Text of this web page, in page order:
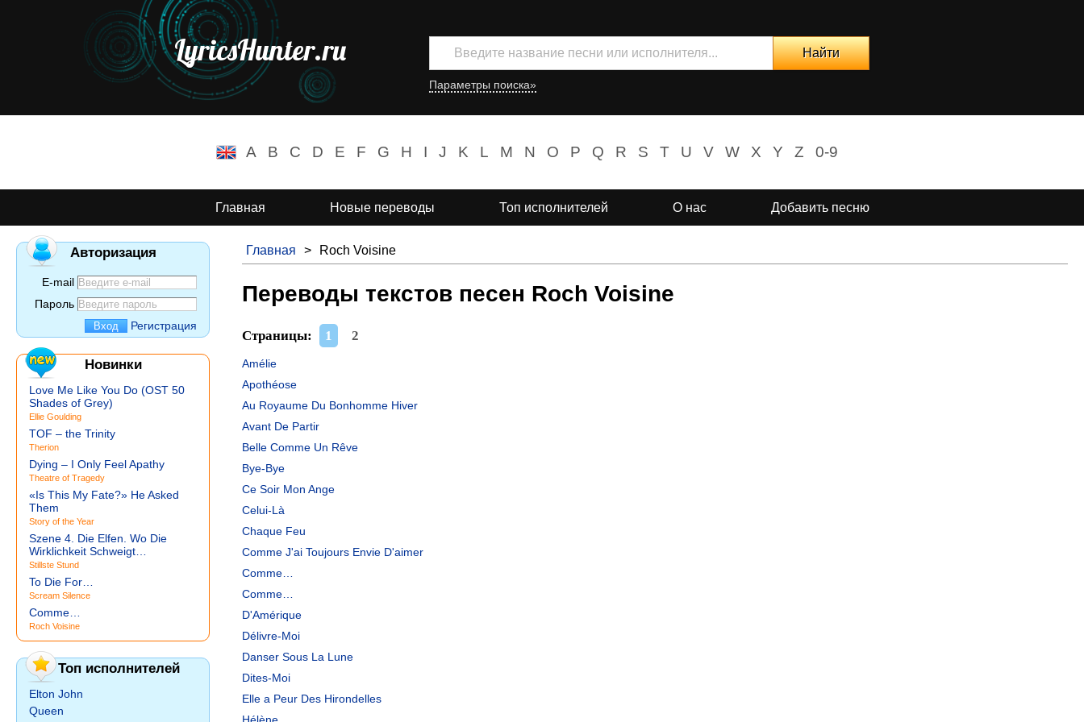
LyricsHunter.ru
Параметры поиска»
A B C D E F G H I J K L M N O P Q R S T U V W X Y Z 0-9
Главная Новые переводы Топ исполнителей О нас Добавить песню
Главная > Roch Voisine
Переводы текстов песен Roch Voisine
Страницы: 1 2
Amélie
Apothéose
Au Royaume Du Bonhomme Hiver
Avant De Partir
Belle Comme Un Rêve
Bye-Bye
Ce Soir Mon Ange
Celui-Là
Chaque Feu
Comme J'ai Toujours Envie D'aimer
Comme…
Comme…
D'Amérique
Délivre-Moi
Danser Sous La Lune
Dites-Moi
Elle a Peur Des Hirondelles
Авторизация
E-mail
Пароль
Регистрация
Новинки
Love Me Like You Do (OST 50
Shades of Grey)
Ellie Goulding
TOF – the Trinity
Therion
Dying – I Only Feel Apathy
Theatre of Tragedy
«Is This My Fate?» He Asked
Them
Story of the Year
Szene 4. Die Elfen. Wo Die
Wirklichkeit Schweigt…
Stillste Stund
To Die For…
Scream Silence
Comme…
Roch Voisine
Топ исполнителей
Elton John
Queen